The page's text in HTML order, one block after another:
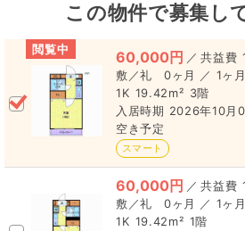
この物件で募集し
60,000円 ／
0ヶ月 ／ 1ヶ月
1K 19.42m² 3階
2026年10月
空き予定
スマート
閲覧中
60,000円 ／
0ヶ月 ／ 1ヶ月
1K 19.42m² 1階